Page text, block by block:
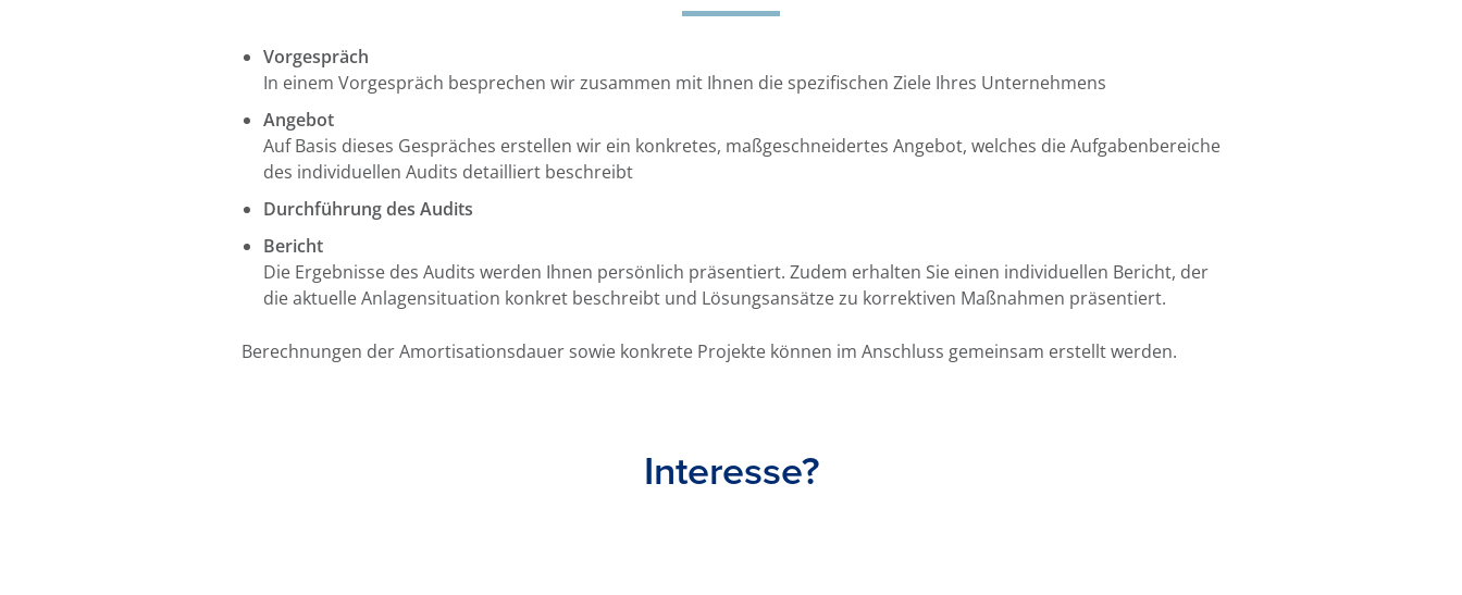
Vorgespräch
In einem Vorgespräch besprechen wir zusammen mit Ihnen die spezifischen Ziele Ihres Unternehmens
Angebot
Auf Basis dieses Gespräches erstellen wir ein konkretes, maßgeschneidertes Angebot, welches die Aufgabenbereiche
des individuellen Audits detailliert beschreibt
Durchführung des Audits
Bericht
Die Ergebnisse des Audits werden Ihnen persönlich präsentiert. Zudem erhalten Sie einen individuellen Bericht, der
die aktuelle Anlagensituation konkret beschreibt und Lösungsansätze zu korrektiven Maßnahmen präsentiert.
Berechnungen der Amortisationsdauer sowie konkrete Projekte können im Anschluss gemeinsam erstellt werden.
Interesse?